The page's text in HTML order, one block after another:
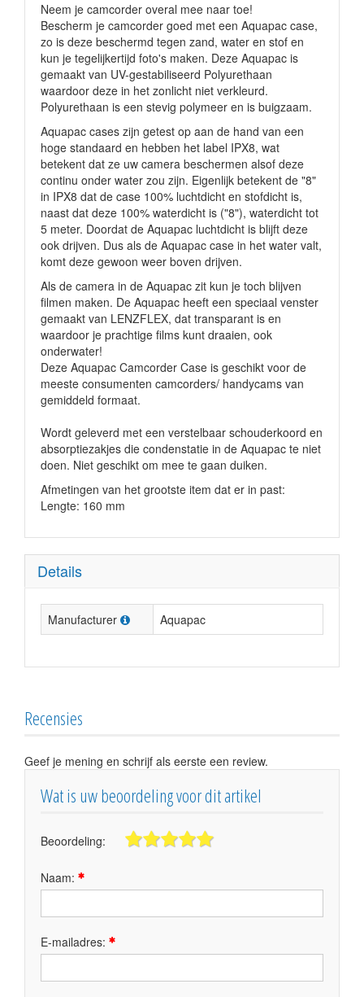
Neem je camcorder overal mee naar toe!
Bescherm je camcorder goed met een Aquapac case,
zo is deze beschermd tegen zand, water en stof en
kun je tegelijkertijd foto's maken. Deze Aquapac is
gemaakt van UV-gestabiliseerd Polyurethaan
waardoor deze in het zonlicht niet verkleurd.
Polyurethaan is een stevig polymeer en is buigzaam.
Aquapac cases zijn getest op aan de hand van een
hoge standaard en hebben het label IPX8, wat
betekent dat ze uw camera beschermen alsof deze
continu onder water zou zijn. Eigenlijk betekent de "8"
in IPX8 dat de case 100% luchtdicht en stofdicht is,
naast dat deze 100% waterdicht is ("8"), waterdicht tot
5 meter. Doordat de Aquapac luchtdicht is blijft deze
ook drijven. Dus als de Aquapac case in het water valt,
komt deze gewoon weer boven drijven.
Als de camera in de Aquapac zit kun je toch blijven
filmen maken. De Aquapac heeft een speciaal venster
gemaakt van LENZFLEX, dat transparant is en
waardoor je prachtige films kunt draaien, ook
onderwater!
Deze Aquapac Camcorder Case is geschikt voor de
meeste consumenten camcorders/ handycams van
gemiddeld formaat.
Wordt geleverd met een verstelbaar schouderkoord en
absorptiezakjes die condenstatie in de Aquapac te niet
doen. Niet geschikt om mee te gaan duiken.
Afmetingen van het grootste item dat er in past:
Lengte: 160 mm
Details
Manufacturer Aquapac
Recensies
Geef je mening en schrijf als eerste een review.
Wat is uw beoordeling voor dit artikel
Beoordeling:
Naam:
E-mailadres: